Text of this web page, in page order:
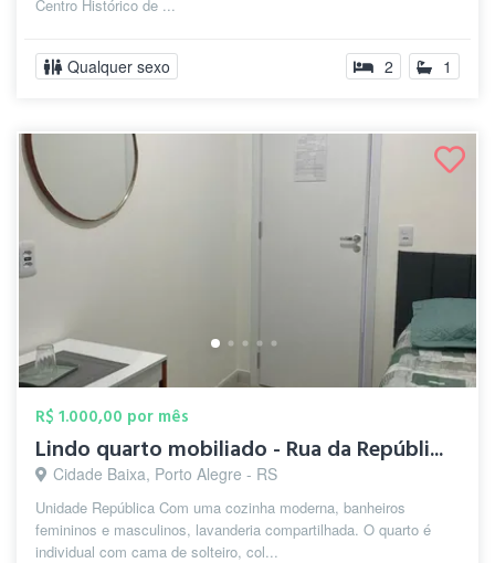
Centro Histórico de ...
Qualquer sexo 2 1
R$ 1.000,00 por mês
Lindo quarto mobiliado - Rua da Repúbli...
Cidade Baixa, Porto Alegre - RS
Unidade República Com uma cozinha moderna, banheiros
femininos e masculinos, lavanderia compartilhada. O quarto é
individual com cama de solteiro, col...